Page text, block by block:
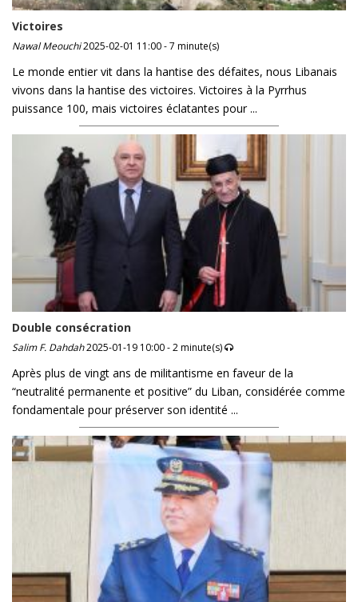
Victoires
Nawal Meouchi2025-02-01 11:00 - 7 minute(s)
Le monde entier vit dans la hantise des défaites, nous Libanais
vivons dans la hantise des victoires. Victoires à la Pyrrhus
puissance 100, mais victoires éclatantes pour ...
Double consécration
Salim F. Dahdah2025-01-19 10:00 - 2 minute(s)
Après plus de vingt ans de militantisme en faveur de la
“neutralité permanente et positive” du Liban, considérée comme
fondamentale pour préserver son identité ...